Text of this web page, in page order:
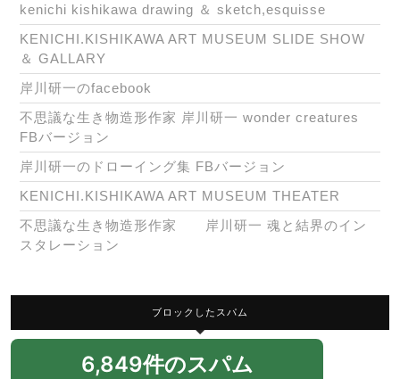
kenichi kishikawa drawing ＆ sketch,esquisse
KENICHI.KISHIKAWA ART MUSEUM SLIDE SHOW
＆ GALLARY
岸川研一のfacebook
不思議な生き物造形作家 岸川研一 wonder creatures
FBバージョン
岸川研一のドローイング集 FBバージョン
KENICHI.KISHIKAWA ART MUSEUM THEATER
不思議な生き物造形作家 岸川研一 魂と結界のイン
スタレーション
ブロックしたスパム
6,849件のスパム